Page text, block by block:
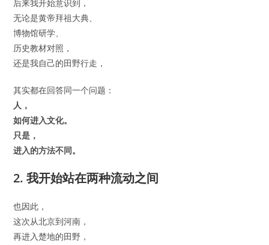
后来我开始意识到，
无论是黄帝拜祖大典、
博物馆研学、
历史教材对照，
还是我自己的田野行走，
其实都在回答同一个问题：
人，
如何进入文化。
只是，
进入的方法不同。
2. 我开始站在两种流动之间
也因此，
这次从北京到河南，
再进入楚地的田野，